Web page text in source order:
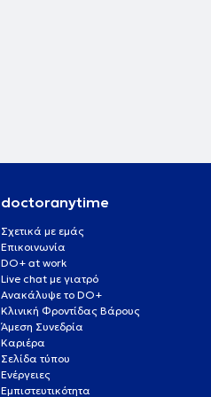
doctoranytime
Σχετικά με εμάς
Επικοινωνία
DO+ at work
Live chat με γιατρό
Ανακάλυψε το DO+
Κλινική Φροντίδας Βάρους
Άμεση Συνεδρία
Καριέρα
Σελίδα τύπου
Ενέργειες
Εμπιστευτικότητα